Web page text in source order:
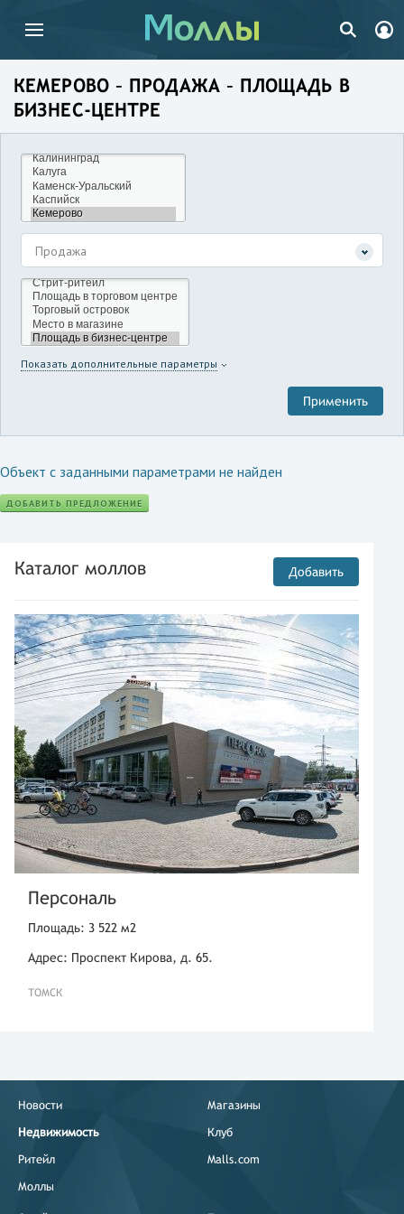
КЕМЕРОВО – ПРОДАЖА – ПЛОЩАДЬ В
БИЗНЕС-ЦЕНТРЕ
Продажа
Показать дополнительные параметры
Объект с заданными параметрами не найден
ДОБАВИТЬ ПРЕДЛОЖЕНИЕ
Каталог моллов Добавить
Персональ
Площадь: 3 522 м2
Адрес: Проспект Кирова, д. 65.
ТОМСК
Новости
Недвижимость
Ритейл
Моллы
Магазины
Клуб
Malls.com